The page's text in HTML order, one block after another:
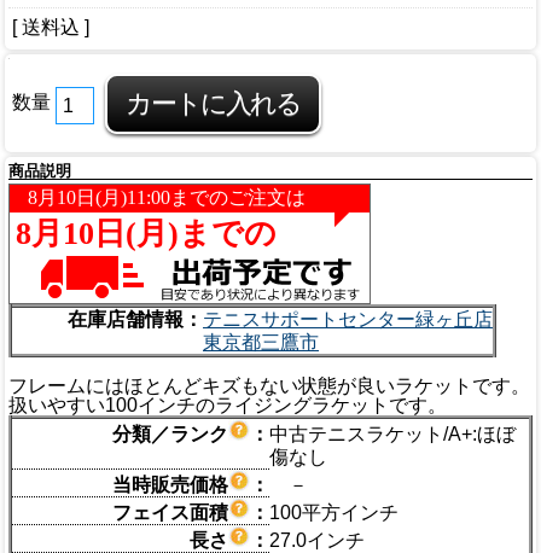
[ 送料込 ]
数量
商品説明
在庫店舗情報： テニスサポートセンター緑ヶ丘店
東京都三鷹市
フレームにはほとんどキズもない状態が良いラケットです。
扱いやすい100インチのライジングラケットです。
分類／ランク
： 中古テニスラケット/A+:ほぼ
傷なし
当時販売価格
：
－
フェイス面積
： 100平方インチ
長さ
： 27.0インチ